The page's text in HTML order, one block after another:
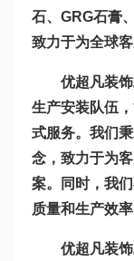
石、GRG石膏
致力于为全球
优超凡装饰
生产安装队伍
式服务。我们
念，致力于为
案。同时，我
质量和生产效
优超凡装